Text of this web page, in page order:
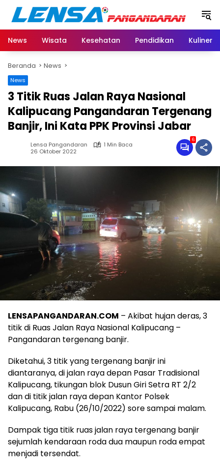
Langsung
konten
News
Wisata Kesehatan Pendidikan Kuliner
Beranda News
News
3 Titik Ruas Jalan Raya Nasional
Kalipucang Pangandaran Tergenang
Banjir, Ini Kata PPK Provinsi Jabar
Lensa Pangandaran
1 Min Baca
26 Oktober 2022
6
LENSAPANGANDARAN.COM – Akibat hujan deras, 3
titik di Ruas Jalan Raya Nasional Kalipucang –
Pangandaran tergenang banjir.
Diketahui, 3 titik yang tergenang banjir ini
diantaranya, di jalan raya depan Pasar Tradisional
Kalipucang, tikungan blok Dusun Giri Setra RT 2/2
dan di titik jalan raya depan Kantor Polsek
Kalipucang, Rabu (26/10/2022) sore sampai malam.
Dampak tiga titik ruas jalan raya tergenang banjir
sejumlah kendaraan roda dua maupun roda empat
menjadi tersendat.